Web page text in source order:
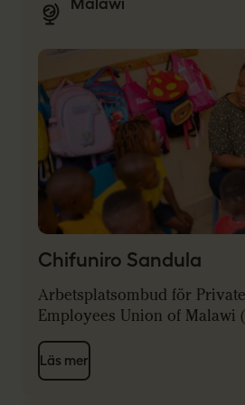
Chifuniro Sandula
Arbetsplatsombud för
Employees Union of Malawi
Läs mer